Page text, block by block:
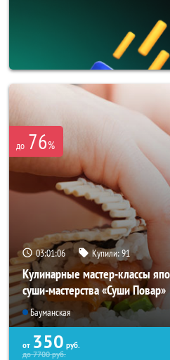
до 76%
03:01:05 Купили:91
Кулинарные мастер-классы
суши-мастерства «Суши Повар»
Бауманская
от 350 руб.
до7700руб.